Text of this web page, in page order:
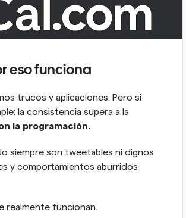
eso funciona
trucos y aplicaciones. Pero si
la consistencia supera a la
la programación.
siempre son tweetables ni dignos
y comportamientos aburridos
realmente funcionan.